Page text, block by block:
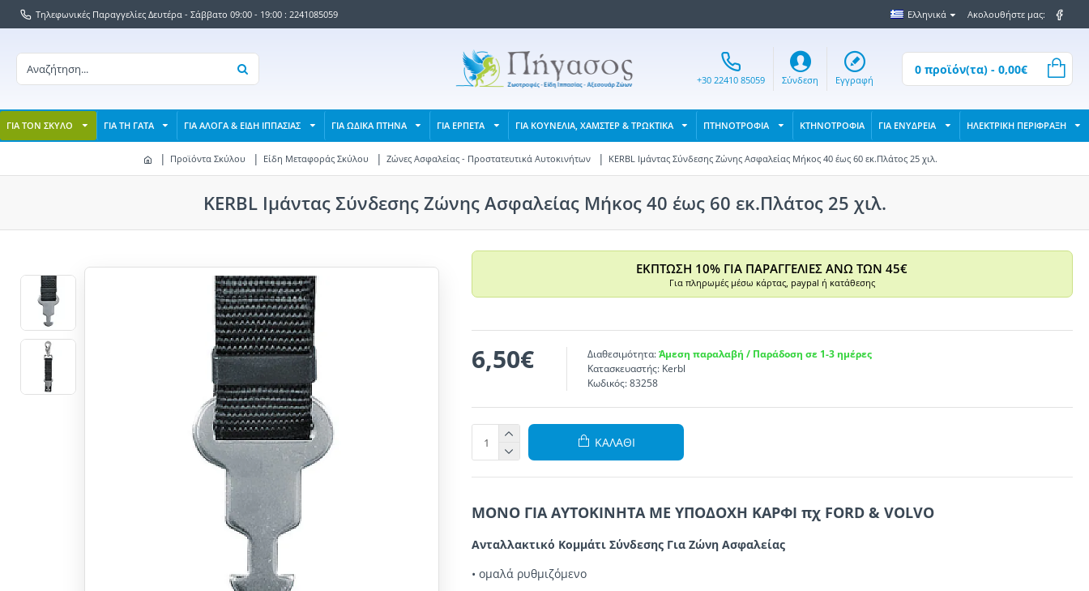
Τηλεφωνικές Παραγγελίες Δευτέρα - Σάββατο 09:00 - 19:00 : 2241085059 Ελληνικά Ακολουθήστε μας:
+30 22410 85059 Σύνδεση Εγγραφή
0 προϊόν(τα) - 0,00€
ΓΙΑ ΤΟΝ ΣΚΥΛΟ ΓΙΑ ΤΗ ΓΑΤΑ ΓΙΑ ΑΛΟΓΑ & ΕΙΔΗ ΙΠΠΑΣΙΑΣ ΓΙΑ ΩΔΙΚΑ ΠΤΗΝΑ ΓΙΑ ΕΡΠΕΤΑ ΓΙΑ ΚΟΥΝΕΛΙΑ, ΧΑΜΣΤΕΡ & ΤΡΩΚΤΙΚΑ ΠΤΗΝΟΤΡΟΦΙΑ ΚΤΗΝΟΤΡΟΦΙΑ ΓΙΑ ΕΝΥΔΡΕΙΑ ΗΛΕΚΤΡΙΚΗ ΠΕΡΙΦΡΑΞΗ
Προϊόντα Σκύλου Είδη Μεταφοράς Σκύλου Ζώνες Ασφαλείας - Προστατευτικά Αυτοκινήτων KERBL Ιμάντας Σύνδεσης Ζώνης Ασφαλείας Μήκος 40 έως 60 εκ.Πλάτος 25 χιλ.
KERBL Ιμάντας Σύνδεσης Ζώνης Ασφαλείας Μήκος 40 έως 60 εκ.Πλάτος 25 χιλ.
ΕΚΠΤΩΣΗ 10% ΓΙΑ ΠΑΡΑΓΓΕΛΙΕΣ ΑΝΩ ΤΩΝ 45€
Για πληρωμές μέσω κάρτας, paypal ή κατάθεσης
6,50€ Διαθεσιμότητα: Άμεση παραλαβή / Παράδοση σε 1-3 ημέρες
Κατασκευαστής: Kerbl
Κωδικός: 83258
ΚΑΛΆΘΙ
ΜΟΝΟ ΓΙΑ ΑΥΤΟΚΙΝΗΤΑ ΜΕ ΥΠΟΔΟΧΗ ΚΑΡΦΙ πχ FORD & VOLVO
Ανταλλακτικό Κομμάτι Σύνδεσης Για Ζώνη Ασφαλείας
• ομαλά ρυθμιζόμενο